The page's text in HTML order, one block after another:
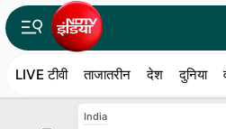
LIVE टीवी ताजातरीन देश दुनिया
India